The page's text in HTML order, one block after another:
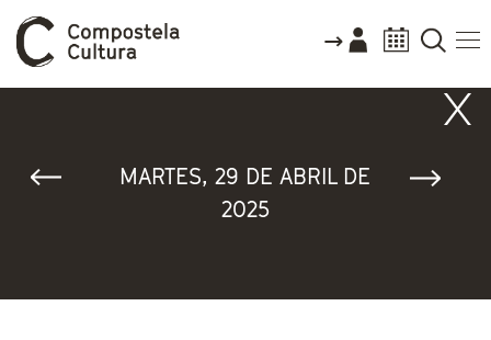
MARTES, 29 DE ABRIL DE
2025